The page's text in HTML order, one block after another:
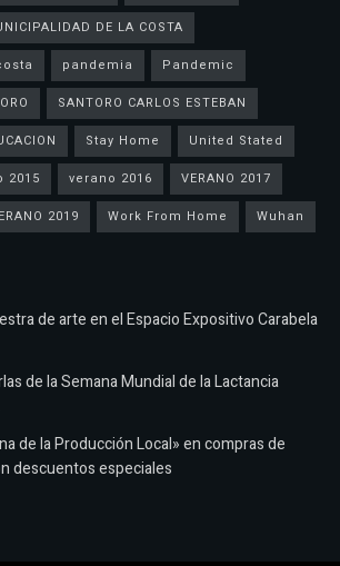
DE LA COSTA
pandemia
Pandemic
SANTORO CARLOS ESTEBAN
Stay Home
United Stated
2015 verano 2016
VERANO 2017
2019 Work From Home Wuhan
de arte en el Espacio Expositivo Carabela
de la Semana Mundial de la Lactancia
de la Producción Local» en compras de
descuentos especiales